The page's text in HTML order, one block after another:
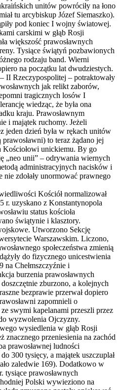
unitów powróciły na łono
tu arcybiskup Józef Siemaszko).
pod koniec I wojny światowej.
carskimi w głąb Rosji
większość prawosławnych
Tysiące świątyń pozbawionych
rodzaju band. Wierni
na początku lat dwudziestych.
II Rzeczypospolitej – potraktowały
jak relikt zaborów,
tragicznych losów I
wiedząc, że była ona
kraju. Prawosławnym
i majątek ruchomy. Jeżeli
jeden dzień była w rękach unitów
to teraz żądano jej
Kościołowi unickiemu. By go
„neo unii” – odrywania wiernych
administracyjnych nacisków i
nie zdołały unormować prawnego
Kościół normalizował
r. uzyskano z Konstantynopola
status kościoła
świątynie i klasztory.
Utworzono Sekcję
Warszawskim. Liczono,
społeczeństwa zmienią
do fizycznego unicestwienia
na Chełmszczyźnie i
burzenia prawosławnych
zburzono, a kolejnych
bezprawie przerwał dopiero
zapomnieli o
swymi kapelanami przeszli przez
wyzwolenia Ojczyzny.
wysiedlenia w głąb Rosji
przeniesienia na zachód
prawosławnej ludności
300 tysięcy, a majątek uszczuplał
zaledwie 169). Dodatkowo w
tysiące prawosławnych
Polski wywieziono na